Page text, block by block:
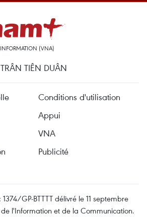
(VNA)
TIÊN DUÂN
Conditions d'utilisation
Appui
VNA
Publicité
GP-BTTTT délivré le 11 septembre
l'Information et de la Communication.